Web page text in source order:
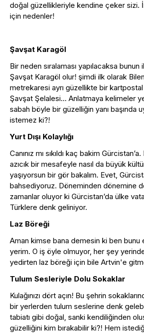
doğal güzellikleriyle kendine çeker sizi.
için nedenler!
Şavşat Karagöl
Bir neden sıralaması yapılacaksa
Şavşat Karagöl olur! şimdi ilk olarak
metrekaresi ayrı güzellikte bir
Şavşat Şelalesi… Anlatmaya kelimeler
sabah böyle bir güzelliğin yanı başında
istemez ki?!
Yurt Dışı Kolaylığı
Canınız mı sıkıldı kaç bakim
azıcık bir mesafeyle nasıl da büyük
yaşıyorsun bir gör bakalım. Evet,
bahsediyoruz. Döneminden dönemine
zamanlar oluyor ki Gürcistan’da ülke
Türklere denk geliniyor.
Laz Böreği
Aman kimse bana demesin ki ben bunu
yerim. O iş öyle olmuyor, her şey
yedirten laz böreği için bile Artvin'e
Tulum Sesleriyle Dolu Sokaklar
Kulağınızı dört açın! Bu şehrin
bir yerlerden tulum seslerine denk
tabiatı gibi doğal, sanki kendiliğinden
güzelliğini kim bırakabilir ki?! Hem